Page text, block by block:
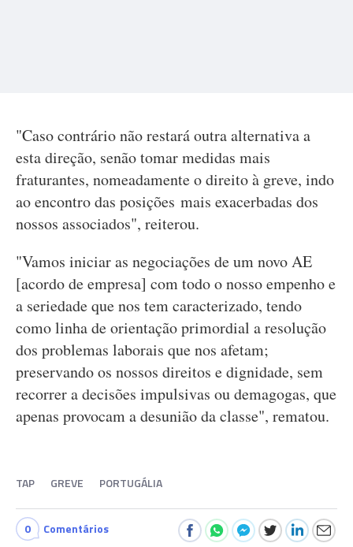
"Caso contrário não restará outra alternativa a
esta direção, senão tomar medidas mais
fraturantes, nomeadamente o direito à greve, indo
ao encontro das posições mais exacerbadas dos
nossos associados", reiterou.
"Vamos iniciar as negociações de um novo AE
[acordo de empresa] com todo o nosso empenho e
a seriedade que nos tem caracterizado, tendo
como linha de orientação primordial a resolução
dos problemas laborais que nos afetam;
preservando os nossos direitos e dignidade, sem
recorrer a decisões impulsivas ou demagogas, que
apenas provocam a desunião da classe", rematou.
TAP GREVE PORTUGÁLIA
0 Comentários